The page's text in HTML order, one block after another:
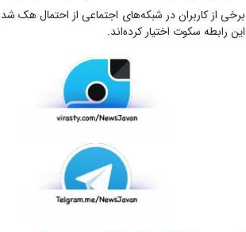
برخی از کاربران در شبکه‌های اجتماعی از احتمال هک
این رابطه سکوت اختیار کرده‌اند.